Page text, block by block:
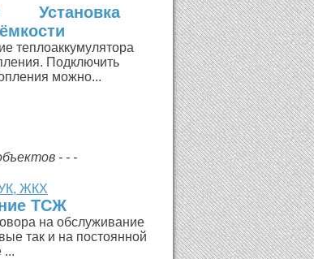
Установка
теплоаккумулятора
Подключить
можно...
- - -
ТСЖ
на обслуживание
так и на постоянной
...